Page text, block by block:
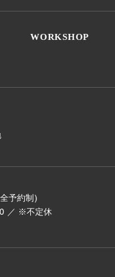
WORKSHOP
予約制)
／ ※不定休